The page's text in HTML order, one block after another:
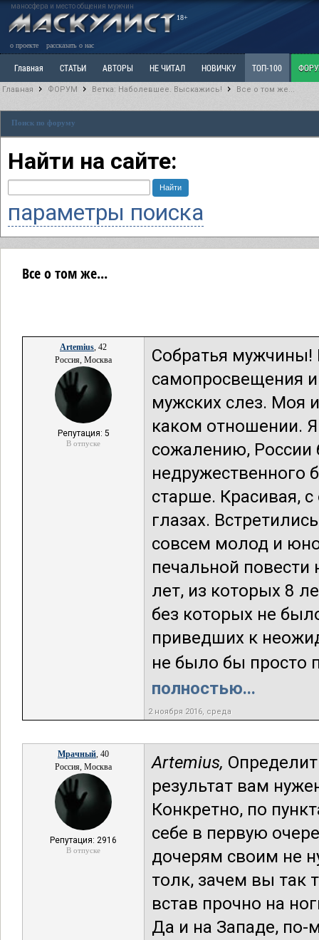
маносфера и место общения мужчин
18+
о проекте рассказать о нас
Главная СТАТЬИ АВТОРЫ НЕ ЧИТАЛ НОВИЧКУ ТОП-100
РАЗДЕЛ: Разное
Главная ФОРУМ Ветка: Наболевшее. Выскажись! Все о том же...
Поиск по форуму
Найти на сайте:
параметры поиска
Все о том же...
Artemius, 42
Россия, Москва
Репутация: 5
В отпуске
Собратья мужчины!
самопросвещения
мужских слез. Моя
каком отношении.
сожалению, России
недружественного
старше. Красивая,
глазах.
совсем молод и
печальной повести
лет, из которых 8
без которых не
приведших к
не было бы просто
полностью...
2 ноября 2016, среда
Мрачный, 40
Россия, Москва
Репутация: 2916
В отпуске
Artemius,
результат вам
Конкретно, по
себе в первую
дочерям своим не
толк, зачем вы так
встав прочно на
Да и на Западе,